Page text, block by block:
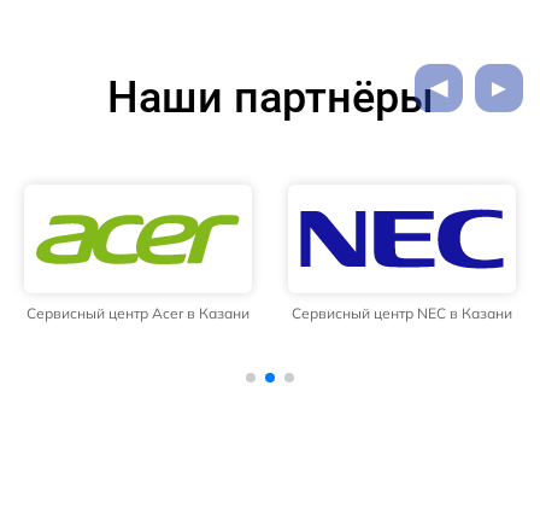
Наши партнёры
Сервисный центр Acer в Казани Сервисный центр NEC в Казани